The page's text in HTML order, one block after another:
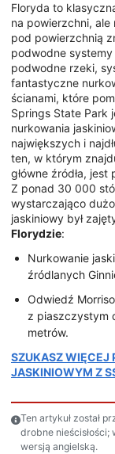
Floryda to
na powierzchni,
pod powierzchnią
podwodne
podwodne rzeki,
fantastyczne
ścianami, które
Springs State Park
nurkowania
największych i
ten, w którym
główne źródła,
Z ponad 30 000
wystarczająco
jaskiniowy był
Florydzie:
Nurkowanie
źródlanych
Odwiedź
z piaszczystym
metrów.
SZUKASZ WIĘCEJ
JASKINIOWYM Z
Ten artykuł został
drobne
wersją angielską.